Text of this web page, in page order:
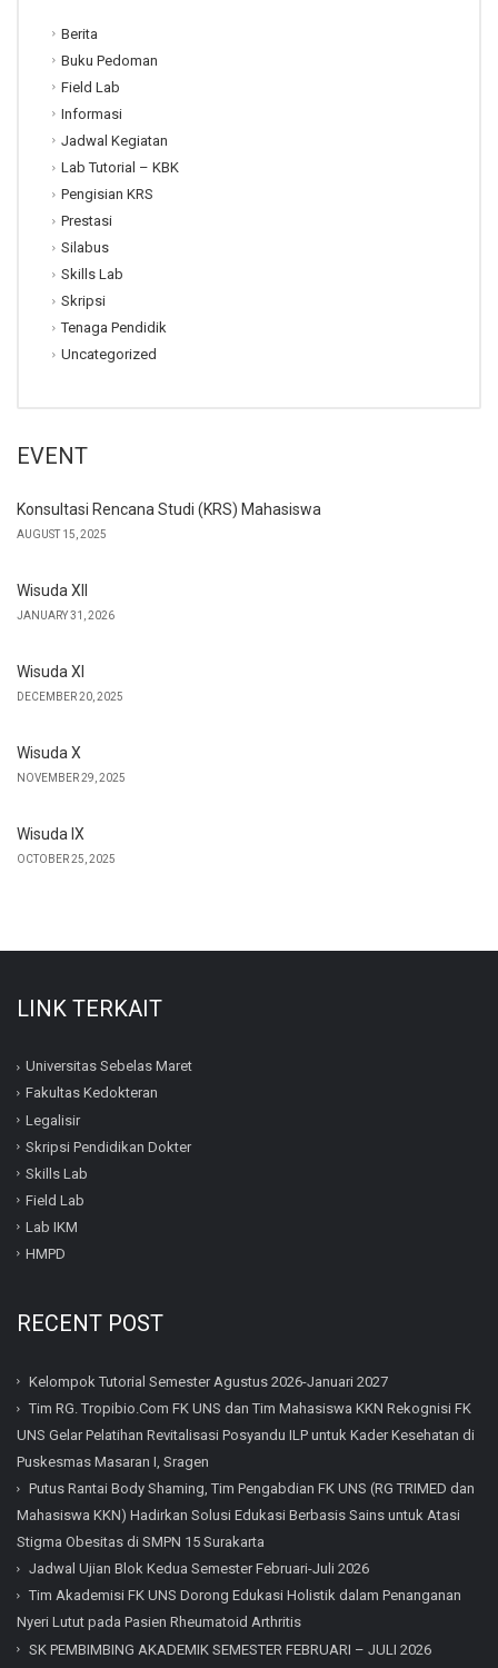
Berita
Buku Pedoman
Field Lab
Informasi
Jadwal Kegiatan
Lab Tutorial – KBK
Pengisian KRS
Prestasi
Silabus
Skills Lab
Skripsi
Tenaga Pendidik
Uncategorized
EVENT
Konsultasi Rencana Studi (KRS) Mahasiswa
AUGUST 15, 2025
Wisuda XII
JANUARY 31, 2026
Wisuda XI
DECEMBER 20, 2025
Wisuda X
NOVEMBER 29, 2025
Wisuda IX
OCTOBER 25, 2025
LINK TERKAIT
Universitas Sebelas Maret
Fakultas Kedokteran
Legalisir
Skripsi Pendidikan Dokter
Skills Lab
Field Lab
Lab IKM
HMPD
RECENT POST
Kelompok Tutorial Semester Agustus 2026-Januari 2027
Tim RG. Tropibio.Com FK UNS dan Tim Mahasiswa KKN Rekognisi FK
UNS Gelar Pelatihan Revitalisasi Posyandu ILP untuk Kader Kesehatan di
Puskesmas Masaran I, Sragen
Putus Rantai Body Shaming, Tim Pengabdian FK UNS (RG TRIMED dan
Mahasiswa KKN) Hadirkan Solusi Edukasi Berbasis Sains untuk Atasi
Stigma Obesitas di SMPN 15 Surakarta
Jadwal Ujian Blok Kedua Semester Februari-Juli 2026
Tim Akademisi FK UNS Dorong Edukasi Holistik dalam Penanganan
Nyeri Lutut pada Pasien Rheumatoid Arthritis
SK PEMBIMBING AKADEMIK SEMESTER FEBRUARI – JULI 2026